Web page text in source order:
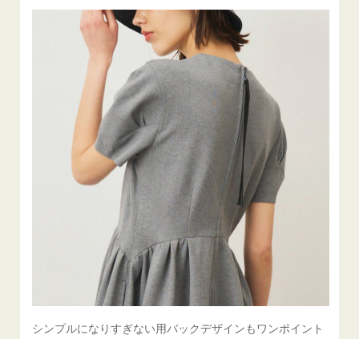
シンプルになりすぎない用バックデザインもワンポイント